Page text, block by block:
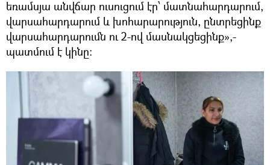
եռամսյա անվճար ուսուցում էր՝ մատնահարդարում,
վարսահարդարում և խոհարարություն, ընտրեցինք
վարսահարդարումն ու 2-ով մասնակցեցինք»,-
պատմում է կինը։